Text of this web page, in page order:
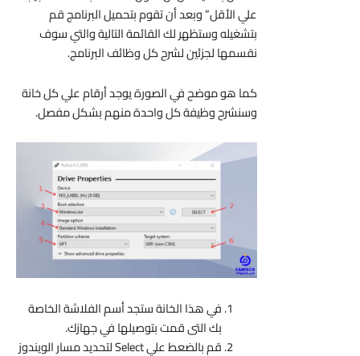
علي الأقل” وبعد أن تقوم بتحميل البرنامج قم
بتشغيله وستظهر لك القائمة التالية والتي سوف
نقسمها لجزئين لشرح كل وظائف البرنامج.
كما هو موضح في الصورة يوجد أرقام علي كل خانة
وسنشرح وظيفة كل واحدة منهم بشكل مفصل.
في هذا الخانة ستجد أسم الفلاشة الخاصة
بك التى قمت بتوصيلها في جهازك.
قم بالضعط علي Select لتحديد مسار الويندوز